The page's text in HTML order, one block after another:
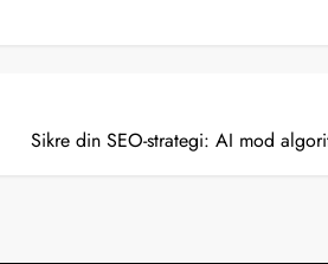
Sikre din SEO-strategi: AI mod